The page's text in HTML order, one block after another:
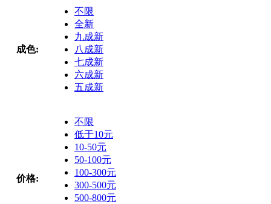
成色:
不限
全新
九成新
八成新
七成新
六成新
五成新
价格:
不限
低于10元
10-50元
50-100元
100-300元
300-500元
500-800元